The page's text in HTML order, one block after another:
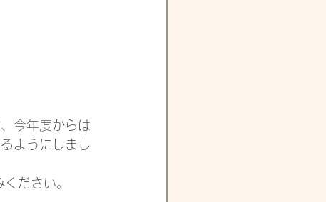
今年度からは
ようにしまし
ださい。